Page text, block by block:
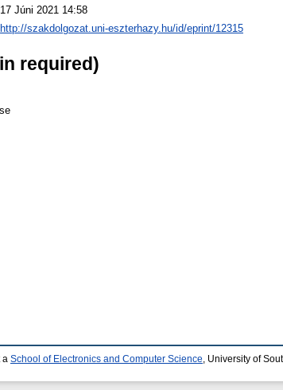
17 Júni 2021 14:58
http://szakdolgozat.uni-eszterhazy.hu/id/eprint/12315
required)
a School of Electronics and Computer Science , University of